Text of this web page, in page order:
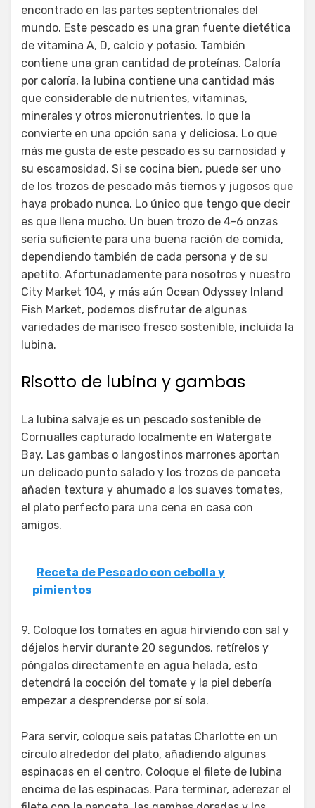
encontrado en las partes septentrionales del
mundo. Este pescado es una gran fuente dietética
de vitamina A, D, calcio y potasio. También
contiene una gran cantidad de proteínas. Caloría
por caloría, la lubina contiene una cantidad más
que considerable de nutrientes, vitaminas,
minerales y otros micronutrientes, lo que la
convierte en una opción sana y deliciosa. Lo que
más me gusta de este pescado es su carnosidad y
su escamosidad. Si se cocina bien, puede ser uno
de los trozos de pescado más tiernos y jugosos que
haya probado nunca. Lo único que tengo que decir
es que llena mucho. Un buen trozo de 4-6 onzas
sería suficiente para una buena ración de comida,
dependiendo también de cada persona y de su
apetito. Afortunadamente para nosotros y nuestro
City Market 104, y más aún Ocean Odyssey Inland
Fish Market, podemos disfrutar de algunas
variedades de marisco fresco sostenible, incluida la
lubina.
Risotto de lubina y gambas
La lubina salvaje es un pescado sostenible de
Cornualles capturado localmente en Watergate
Bay. Las gambas o langostinos marrones aportan
un delicado punto salado y los trozos de panceta
añaden textura y ahumado a los suaves tomates,
el plato perfecto para una cena en casa con
amigos.
Receta de Pescado con cebolla y
pimientos
9. Coloque los tomates en agua hirviendo con sal y
déjelos hervir durante 20 segundos, retírelos y
póngalos directamente en agua helada, esto
detendrá la cocción del tomate y la piel debería
empezar a desprenderse por sí sola.
Para servir, coloque seis patatas Charlotte en un
círculo alrededor del plato, añadiendo algunas
espinacas en el centro. Coloque el filete de lubina
encima de las espinacas. Para terminar, aderezar el